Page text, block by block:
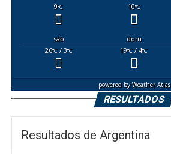
9°C 10°C
sáb dom
26°C/ 3°C 19°C / 4°C
powered byWeather Atlas
RESULTADOS
Resultados de Argentina